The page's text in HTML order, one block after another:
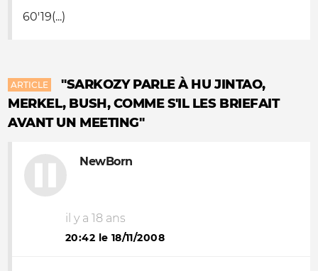
60'19(...)
ARTICLE
"SARKOZY PARLE À HU JINTAO,
MERKEL, BUSH, COMME S'IL LES BRIEFAIT
AVANT UN MEETING"
NewBorn
il y a 18 ans
20:42 le 18/11/2008